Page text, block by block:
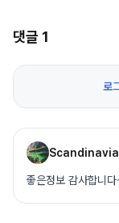
댓글 1
로
Scandinavia
좋은정보 감사합니